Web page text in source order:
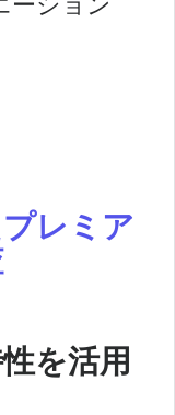
レミア
を活用